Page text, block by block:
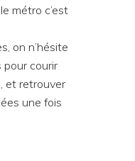
métro c’est
on n’hésite
courir
et retrouver
une fois